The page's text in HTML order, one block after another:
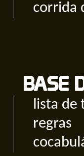
corrida
BASE
lista de
regras